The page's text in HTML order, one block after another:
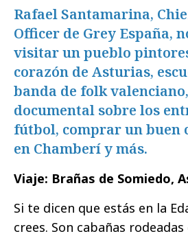
Rafael Santamarina,
Officer de Grey España,
visitar un pueblo
corazón de Asturias,
banda de folk
documental sobre los
fútbol, comprar un buen
en Chamberí y más.
Viaje: Brañas de Somiedo,
Si te dicen que estás en la
crees. Son cabañas